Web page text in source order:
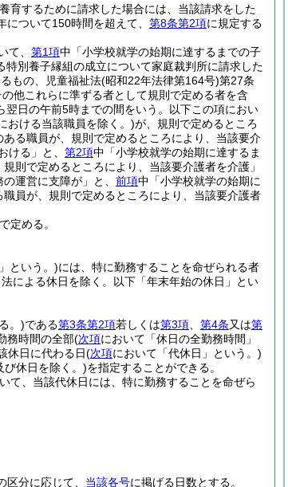
育するために請求した場合には、当該請求をした
ついて150時間を超えて、 第8条第2項に規定する
て、 第1項中「小学校就学の始期に達するまでの子
別養子縁組の成立について家庭裁判所に請求した
もの、児童福祉法(昭和22年法律第164号)第27条
他これらに準ずる者として規則で定める者を含
翌日の午前5時までの間をいう。以下この項におい
おける当該職員を除く。)が、規則で定めるところ
ある職員が、規則で定めるところにより、当該要介
ける」と、 第2項中「小学校就学の始期に達するま
則で定めるところにより、当該要介護者を介護」
運営に支障が」と、 前項中「小学校就学の始期に
員が、規則で定めるところにより、当該要介護者
定める。
という。)には、特に勤務することを命ぜられる者
による休日を除く。以下「年末年始の休日」とい
。)である第3条第2項若しくは第3項 第4条又は第
務時間の全部(次項において「休日の全勤務時間」
休日に代わる日(次項において「代休日」という。)
び休日を除く。)を指定することができる。
て、当該代休日には、特に勤務することを命ぜら
区分に応じて、 当該各号に掲げる日数とする。